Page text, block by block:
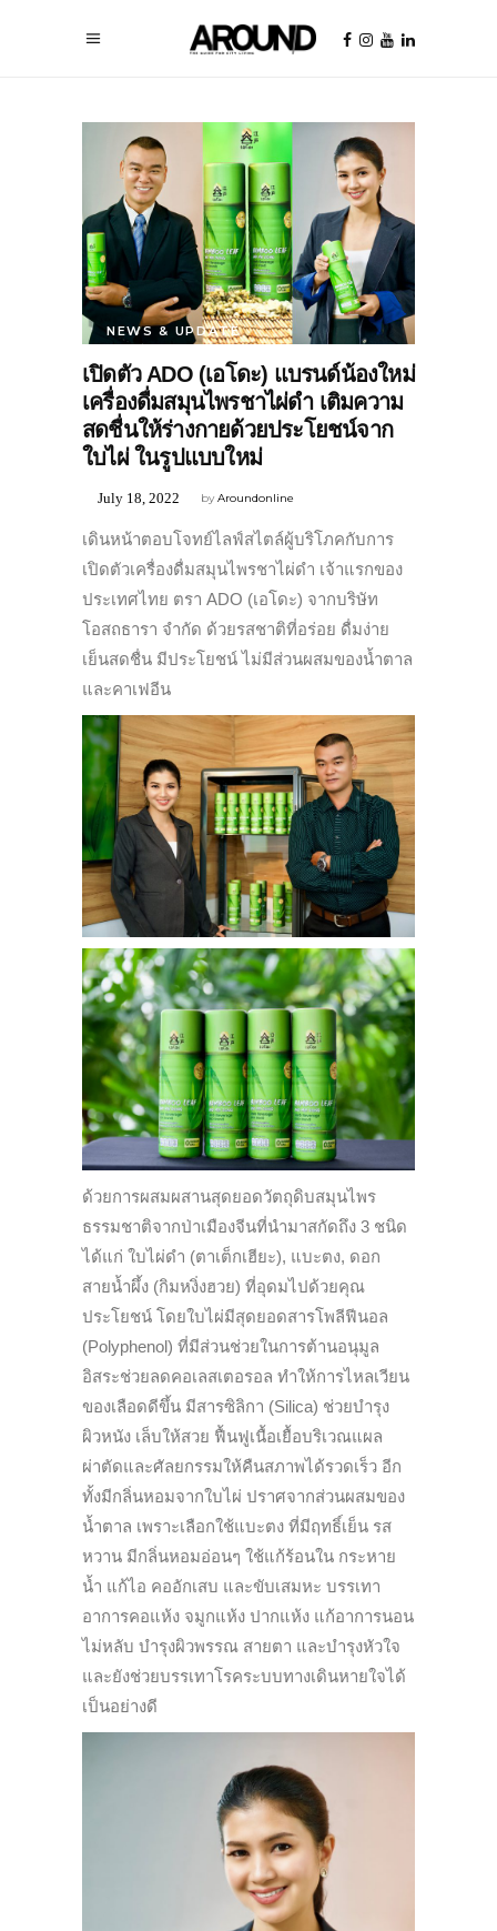
NEWS & UPDATE
เปิดตัว ADO (เอโดะ) แบรนด์น้องใหม่
เครื่องดื่มสมุนไพรชาไผ่ดำ เติมความ
สดชื่นให้ร่างกายด้วยประโยชน์จาก
ใบไผ่ ในรูปแบบใหม่
byAroundonline
July 18, 2022
เดินหน้าตอบโจทย์ไลฟ์สไตล์ผู้บริโภคกับการ
เปิดตัวเครื่องดื่มสมุนไพรชาไผ่ดำ เจ้าแรกของ
ประเทศไทย ตรา ADO (เอโดะ) จากบริษัท
โอสถธารา จำกัด ด้วยรสชาติที่อร่อย ดื่มง่าย
เย็นสดชื่น มีประโยชน์ ไม่มีส่วนผสมของน้ำตาล
และคาเฟอีน
ด้วยการผสมผสานสุดยอดวัตถุดิบสมุนไพร
ธรรมชาติจากป่าเมืองจีนที่นำมาสกัดถึง 3 ชนิด
ได้แก่ ใบไผ่ดำ (ตาเต็กเฮียะ), แบะตง, ดอก
สายน้ำผึ้ง (กิมหงิ่งฮวย) ที่อุดมไปด้วยคุณ
ประโยชน์ โดยใบไผ่มีสุดยอดสารโพลีฟีนอล
(Polyphenol) ที่มีส่วนช่วยในการต้านอนุมูล
อิสระช่วยลดคอเลสเตอรอล ทำให้การไหลเวียน
ของเลือดดีขึ้น มีสารซิลิกา (Silica) ช่วยบำรุง
ผิวหนัง เล็บให้สวย ฟื้นฟูเนื้อเยื้อบริเวณแผล
ผ่าตัดและศัลยกรรมให้คืนสภาพได้รวดเร็ว อีก
ทั้งมีกลิ่นหอมจากใบไผ่ ปราศจากส่วนผสมของ
น้ำตาล เพราะเลือกใช้แบะตง ที่มีฤทธิ์เย็น รส
หวาน มีกลิ่นหอมอ่อนๆ ใช้แก้ร้อนใน กระหาย
น้ำ แก้ไอ คออักเสบ และขับเสมหะ บรรเทา
อาการคอแห้ง จมูกแห้ง ปากแห้ง แก้อาการนอน
ไม่หลับ บำรุงผิวพรรณ สายตา และบำรุงหัวใจ
และยังช่วยบรรเทาโรคระบบทางเดินหายใจได้
เป็นอย่างดี